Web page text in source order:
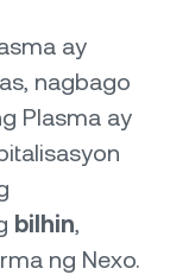
ay
nagbago
Plasma ay
bilhin,
ng Nexo.